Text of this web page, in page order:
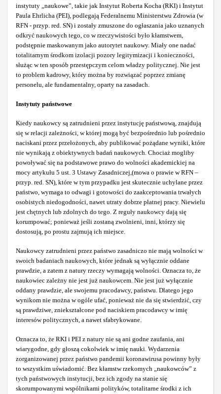
instytuty „naukowe”, takie jak Instytut Roberta Kocha (RKI) i Instytut
Paula Ehrlicha (PEI), podlegają Federalnemu Ministerstwu Zdrowia (w
RFN - przyp. red. SN) i zostały zmuszone do ogłaszania jako uznanych
odkryć naukowych tego, co w rzeczywistości było kłamstwem,
podstępnie maskowanym jako autorytet naukowy. Miały one nadać
totalitarnym środkom izolacji pozory legitymizacji i konieczności,
służąc w ten sposób przestępczym celom władzy politycznej. Nie jest
to problem kadrowy, który można by rozwiązać poprzez zmianę
personelu, ale fundamentalny, oparty na zasadach.
Instytuty państwowe
Kiedy naukowcy są zatrudnieni przez instytucję państwową, znajdują
się w relacji zależności, w której mogą być bezpośrednio lub pośrednio
naciskani przez przełożonych, aby publikować pożądane wyniki, które
nie wynikają z obiektywnych badań naukowych. Chociaż mogliby
powoływać się na podstawowe prawo do wolności akademickiej na
mocy artykułu 5 ust. 3 Ustawy Zasadniczej,(mowa o prawie w RFN –
przyp. red. SN), które w tym przypadku jest skutecznie uchylane przez
państwo, wymaga to odwagi i gotowości do zaakceptowania trwałych
osobistych niedogodności, nawet utraty dobrze płatnej pracy. Niewielu
jest chętnych lub zdolnych do tego. Z reguły naukowcy dają się
korumpować; ponieważ jeśli zostaną zwolnieni, inni, którzy się
dostosują, po prostu zajmują ich miejsce.
Naukowcy zatrudnieni przez państwo zasadniczo nie mają wolności w
swoich badaniach naukowych, które jednak są wyłącznie oddane
prawdzie, a zatem z natury rzeczy wymagają wolności. Oznacza to, że
naukowiec zależny nie jest już naukowcem. Nie jest już wyłącznie
oddany prawdzie, ale swojemu pracodawcy, państwu. Dlatego jego
wynikom nie można w ogóle ufać, ponieważ nie da się stwierdzić, czy
są prawdziwe, zniekształcone pod naciskiem pracodawcy w imię
interesów politycznych, a nawet sfabrykowane.
Oznacza to, że RKI i PEI z natury nie są ani godne zaufania, ani
wiarygodne, gdy głoszą cokolwiek w imię nauki. Wydarzenia
zorganizowanej przez państwo pandemii koronawirusa powinny były
to wszystkim uświadomić. Bez kłamstw rzekomych „naukowców” z
tych państwowych instytucji, bez ich zgody na stanie się
skorumpowanymi wspólnikami polityków, totalitarne środki z ich